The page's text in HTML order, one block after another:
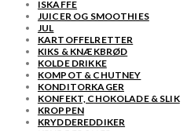
ISKAFFE
JUICER OG SMOOTHIES
JUL
KARTOFFELRETTER
KIKS & KNÆKBRØD
KOLDE DRIKKE
KOMPOT & CHUTNEY
KONDITORKAGER
KONFEKT, CHOKOLADE & SLIK
KROPPEN
KRYDDEREDDIKER